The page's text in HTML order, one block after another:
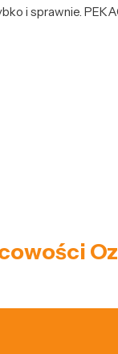
i sprawnie.